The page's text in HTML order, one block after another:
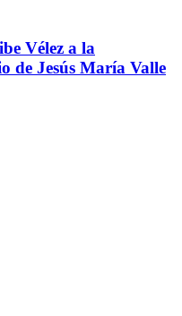
Vélez a la
de Jesús María Valle